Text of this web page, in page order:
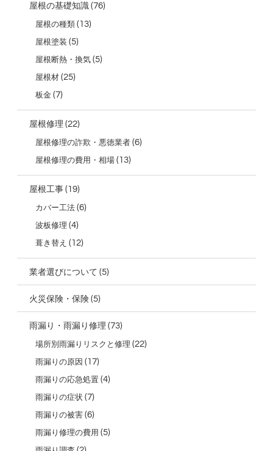
屋根の基礎知識(76)
屋根の種類(13)
屋根塗装 (5)
屋根断熱・換気(5)
屋根材(25)
板金(7)
屋根修理 (22)
屋根修理の詐欺・悪徳業者(6)
屋根修理の費用・相場(13)
屋根工事(19)
カバー工法(6)
波板修理 (4)
葺き替え (12)
業者選びについて (5)
火災保険・保険(5)
雨漏り・雨漏り修理 (73)
場所別雨漏りリスクと修理 (22)
雨漏りの原因 (17)
雨漏りの応急処置(4)
雨漏りの症状 (7)
雨漏りの被害(6)
雨漏り修理の費用 (5)